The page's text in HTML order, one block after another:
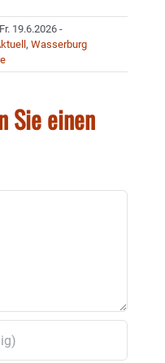
Fr. 19.6.2026 -
,Wasserburg
Sie einen